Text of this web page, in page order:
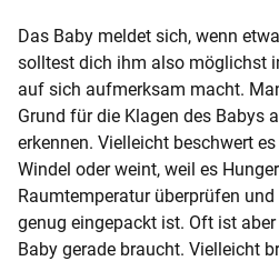
Das Baby meldet sich, wenn
solltest dich ihm also möglichst
auf sich aufmerksam macht.
Grund für die Klagen des Babys
erkennen. Vielleicht beschwert
Windel oder weint, weil es
Raumtemperatur überprüfen
genug eingepackt ist. Oft ist
Baby gerade braucht. Vielleicht